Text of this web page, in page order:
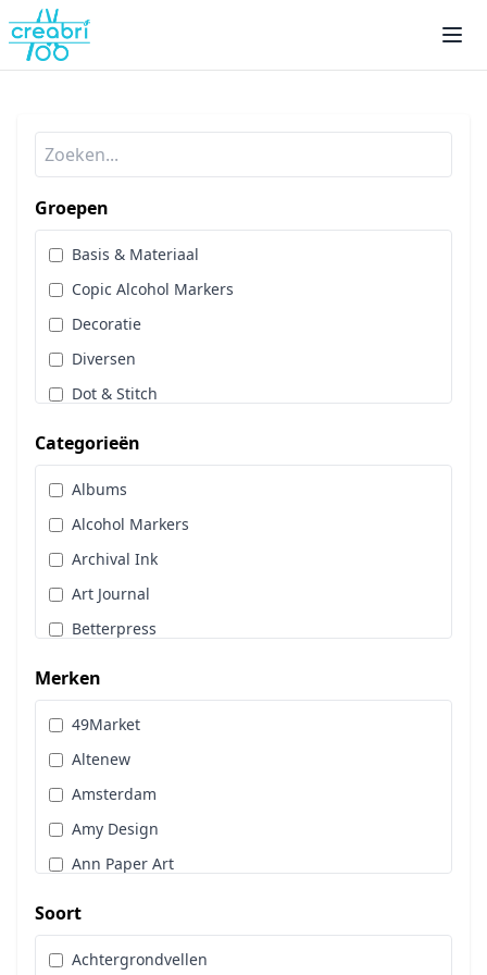
Groepen
Basis & Materiaal
Copic Alcohol Markers
Decoratie
Diversen
Dot & Stitch
Sale
Stans, Embos & Stencils
Stempels
Workshoppakket
Pan Pastel
Categorieën
Albums
Alcohol Markers
Archival Ink
Art Journal
Betterpress
Brads
Cadence
Designpapier
Distress Oxide Spray
Distress Spritz
Divers
Dot & Do
Embossingpoeder
Merken
49Market
Altenew
Amsterdam
Amy Design
Ann Paper Art
Art Impressions
Art Journaling
Soort
Achtergrondvellen